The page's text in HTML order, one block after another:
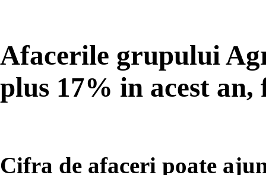
Afacerile grupului
plus 17% in acest
Cifra de afaceri poate